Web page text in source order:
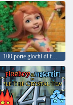
100 porte giochi di fuga da scuola